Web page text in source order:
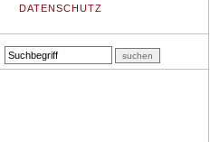
DATENSCHUTZ